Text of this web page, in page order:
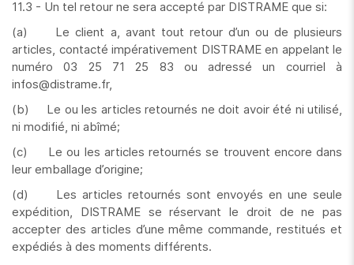
11.3 - Un tel retour ne sera accepté par DISTRAME que si:
(a) Le client a, avant tout retour d’un ou de plusieurs
articles, contacté impérativement DISTRAME en appelant le
numéro 03 25 71 25 83 ou adressé un courriel à
infos@distrame.fr,
(b) Le ou les articles retournés ne doit avoir été ni utilisé,
ni modifié, ni abîmé;
(c) Le ou les articles retournés se trouvent encore dans
leur emballage d’origine;
(d) Les articles retournés sont envoyés en une seule
expédition, DISTRAME se réservant le droit de ne pas
accepter des articles d’une même commande, restitués et
expédiés à des moments différents.